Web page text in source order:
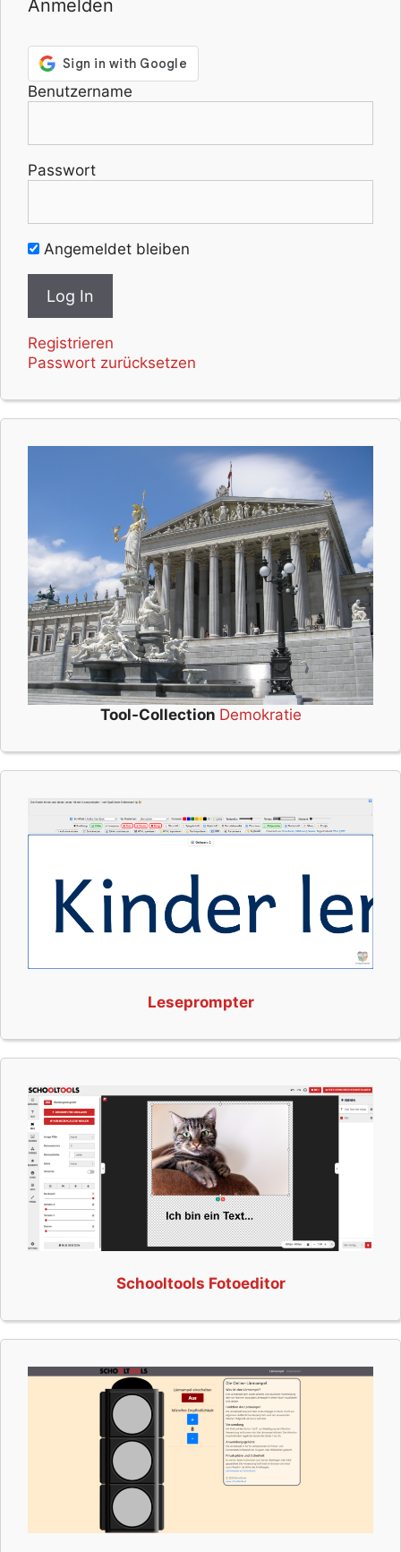
Anmelden
Benutzername
Passwort
Angemeldet bleiben
Registrieren
Passwort zurücksetzen
Tool-Collection Demokratie
Leseprompter
Schooltools Fotoeditor